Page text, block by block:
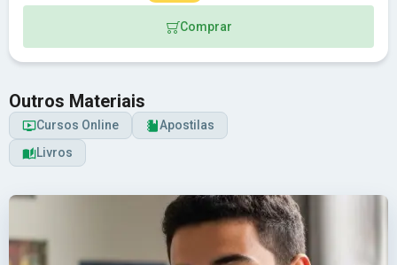
Comprar
Outros Materiais
Cursos Online
Apostilas
Livros